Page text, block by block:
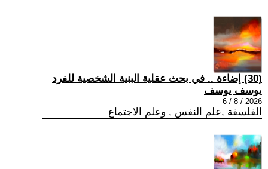
(30) إضاءة .. في بحث عقلية البنية الشخصية للفرد
يوسف يوسف
2026 / 8 / 6
الفلسفة ,علم النفس , وعلم الاجتماع